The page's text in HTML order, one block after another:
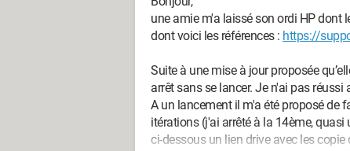
une amie m'a laissé son ordi HP dont
dont voici les références : https://
Suite à une mise à jour proposée
arrêt sans se lancer. Je n'ai pas
A un lancement il m'a été proposé de
itérations (j'ai arrêté à la 14ème, quasi
ci-dessous un lien drive avec les